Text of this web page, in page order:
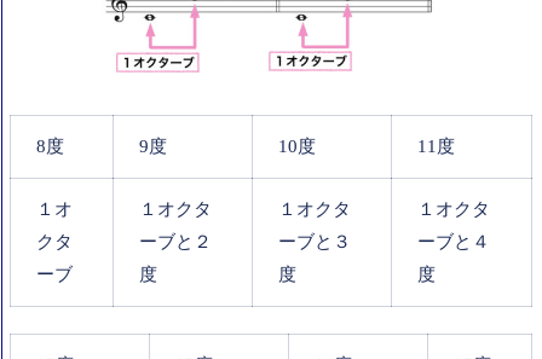
8度 9度 10度 11度
１オ
クタ
ーブ
１オクタ
ーブと２
度
１オクタ
ーブと３
度
１オクタ
ーブと４
度